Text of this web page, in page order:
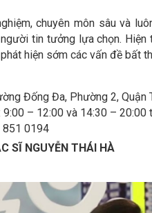
chuyên môn sâu và
tin tưởng lựa chọn.
hiện sớm các vấn đề bất
Đống Đa, Phường 2, Quận
9:00 – 12:00 và 14:30 – 20:00
851 0194
SĨ NGUYỄN THÁI HÀ